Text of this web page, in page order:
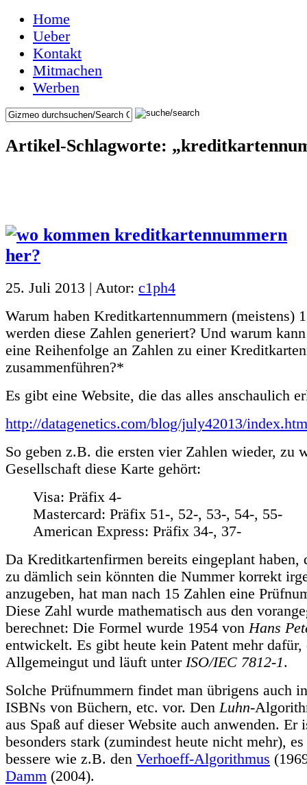
Home
Ueber
Kontakt
Mitmachen
Werben
Artikel-Schlagworte:
25. Juli 2013 | Autor: c1ph4
Warum haben Kreditkartennummern (meistens)
werden diese Zahlen generiert? Und warum
eine Reihenfolge an Zahlen zu einer
zusammenführen?*
Es gibt eine Website, die das alles anschaulich
http://datagenetics.com/blog/july42013/
So geben z.B. die ersten vier Zahlen wieder, zu
Gesellschaft diese Karte gehört:
Visa: Präfix 4-
Mastercard: Präfix 51-, 52-, 53-, 54-, 55-
American Express: Präfix 34-, 37-
Da Kreditkartenfirmen bereits eingeplant haben,
zu dämlich sein könnten die Nummer korrekt
anzugeben, hat man nach 15 Zahlen eine
Diese Zahl wurde mathematisch aus den
berechnet: Die Formel wurde 1954 von Hans
entwickelt. Es gibt heute kein Patent mehr
Allgemeingut und läuft unter ISO/IEC 7812-1.
Solche Prüfnummern findet man übrigens auch
ISBNs von Büchern, etc. vor. Den Luhn-
aus Spaß auf dieser Website auch anwenden. Er
besonders stark (zumindest heute nicht mehr),
bessere wie z.B. den Verhoeff-Algorithmus
Damm (2004).